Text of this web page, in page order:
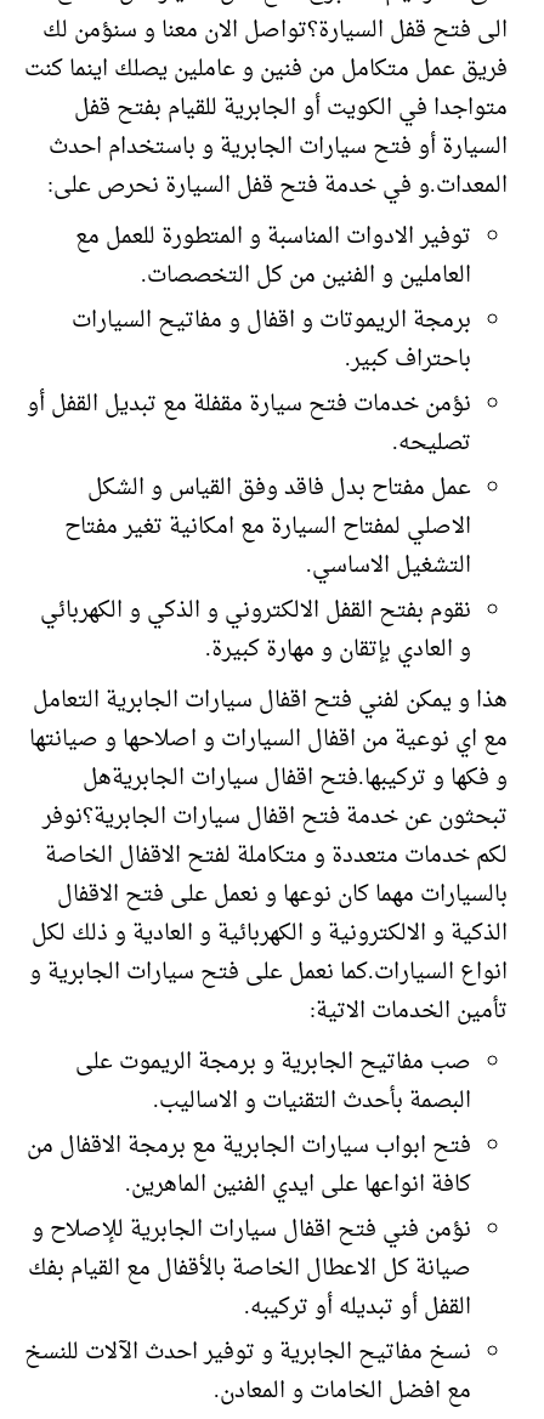
الى فتح قفل السيارة؟تواصل الان معنا و سنؤمن لك
فريق عمل متكامل من فنين و عاملين يصلك اينما كنت
متواجدا في الكويت أو الجابرية للقيام بفتح قفل
السيارة أو فتح سيارات الجابرية و باستخدام احدث
المعدات.و في خدمة فتح قفل السيارة نحرص على:
توفير الادوات المناسبة و المتطورة للعمل مع
العاملين و الفنين من كل التخصصات.
برمجة الريموتات و اقفال و مفاتيح السيارات
باحتراف كبير.
نؤمن خدمات فتح سيارة مقفلة مع تبديل القفل أو
تصليحه.
عمل مفتاح بدل فاقد وفق القياس و الشكل
الاصلي لمفتاح السيارة مع امكانية تغير مفتاح
التشغيل الاساسي.
نقوم بفتح القفل الالكتروني و الذكي و الكهربائي
و العادي بإتقان و مهارة كبيرة.
هذا و يمكن لفني فتح اقفال سيارات الجابرية التعامل
مع اي نوعية من اقفال السيارات و اصلاحها و صيانتها
و فكها و تركيبها.فتح اقفال سيارات الجابريةهل
تبحثون عن خدمة فتح اقفال سيارات الجابرية؟نوفر
لكم خدمات متعددة و متكاملة لفتح الاقفال الخاصة
بالسيارات مهما كان نوعها و نعمل على فتح الاقفال
الذكية و الالكترونية و الكهربائية و العادية و ذلك لكل
انواع السيارات.كما نعمل على فتح سيارات الجابرية و
تأمين الخدمات الاتية:
صب مفاتيح الجابرية و برمجة الريموت على
البصمة بأحدث التقنيات و الاساليب.
فتح ابواب سيارات الجابرية مع برمجة الاقفال من
كافة انواعها على ايدي الفنين الماهرين.
نؤمن فني فتح اقفال سيارات الجابرية للإصلاح و
صيانة كل الاعطال الخاصة بالأقفال مع القيام بفك
القفل أو تبديله أو تركيبه.
نسخ مفاتيح الجابرية و توفير احدث الآلات للنسخ
مع افضل الخامات و المعادن.